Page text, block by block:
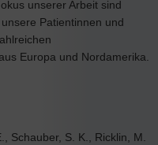
unserer Arbeit sind
Patientinnen und
Europa und Nordamerika.
Schauber, S. K., Ricklin, M.